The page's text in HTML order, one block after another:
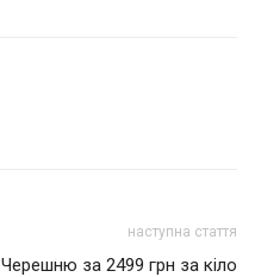
наступна стаття
Черешню за 2499 грн за кіло